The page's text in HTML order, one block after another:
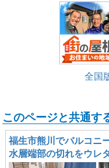
全国
このページと共通す
福生市熊川でバルコニ
水層端部の切れをウレ